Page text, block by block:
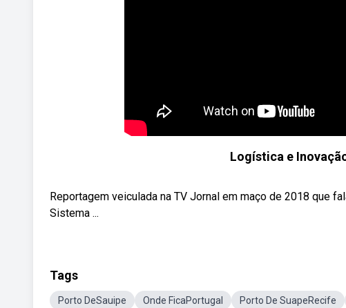
Logística e
Reportagem veiculada na TV Jornal em maço de 2018 que
Sistema ...
Tags
Porto DeSauipe Onde FicaPortugal Porto De SuapeRecife